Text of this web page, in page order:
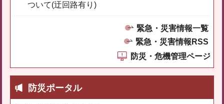
ついて(迂回路有り)
緊急・災害情報一覧
緊急・災害情報RSS
防災・危機管理ページ
防災ポータル